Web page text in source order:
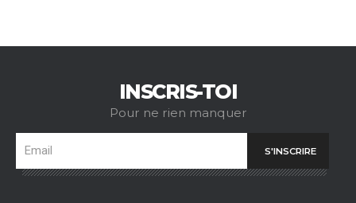
INSCRIS-TOI
Pour ne rien manquer